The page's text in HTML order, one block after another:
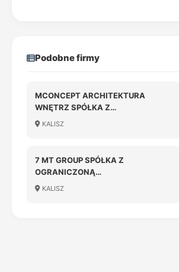
Podobne firmy
MCONCEPT ARCHITEKTURA
WNĘTRZ SPÓŁKA Z
OGRANICZONĄ
KALISZ
7 MT GROUP SPÓŁKA Z
OGRANICZONĄ
ODPOWIEDZIALNOŚCIĄ
KALISZ